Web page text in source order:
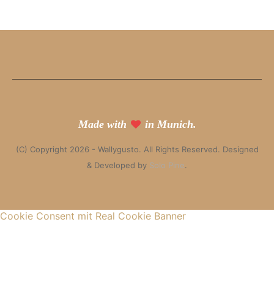
Made with in Munich.
(C) Copyright 2026 - Wallygusto. All Rights Reserved. Designed
& Developed by Solo Pine.
Cookie Consent mit Real Cookie Banner